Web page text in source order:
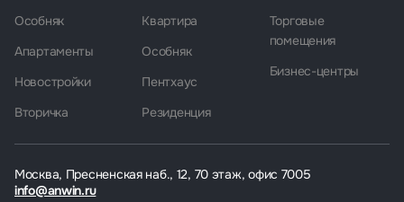
Москва, Пресненская наб., 12, 70 этаж, офис 7005
info@anwin.ru
Особняк
Апартаменты
Новостройки
Вторичка
Квартира
Особняк
Пентхаус
Резиденция
Торговые
помещения
Бизнес-центры